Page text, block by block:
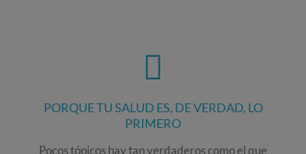
PORQUE TU SALUD ES, DE VERDAD, LO
PRIMERO
Pocos tópicos hay tan verdaderos como el que